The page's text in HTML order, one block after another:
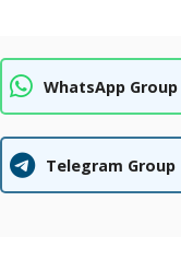
WhatsApp Group
Telegram Group